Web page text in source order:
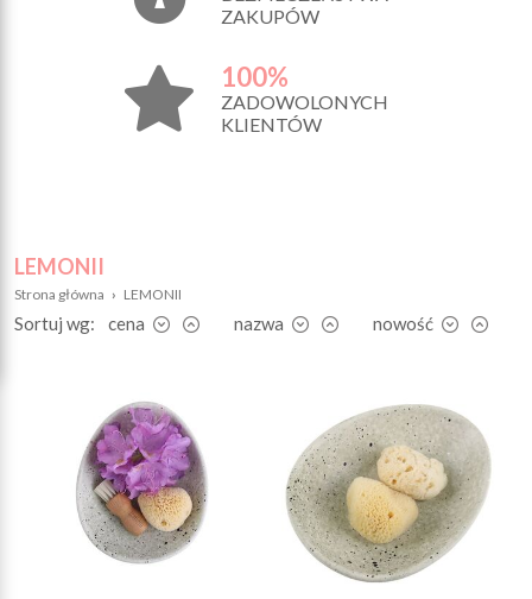
ZAKUPÓW
100%
ZADOWOLONYCH
KLIENTÓW
LEMONII
Strona główna › LEMONII
Sortuj wg: cena nazwa nowość